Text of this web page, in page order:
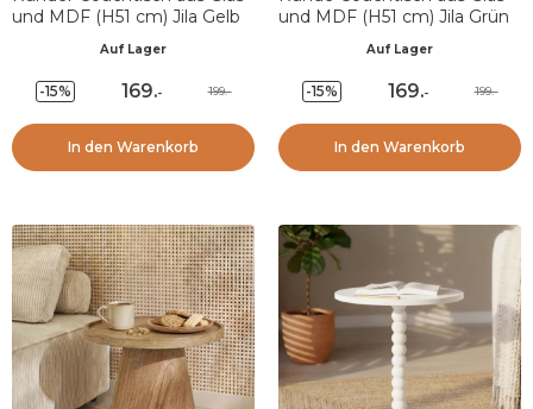
und MDF (H51 cm) Jila Gelb
Auf Lager
-15% 169.- 199.-
In den Warenkorb
und MDF (H51 cm) Jila Grün
Auf Lager
-15% 169.- 199.-
In den Warenkorb